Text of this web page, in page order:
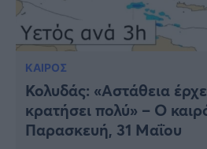
ΚΑΙΡΟΣ
Κολυδάς: «Αστάθεια
κρατήσει πολύ» – Ο
Παρασκευή, 31 Μαΐου